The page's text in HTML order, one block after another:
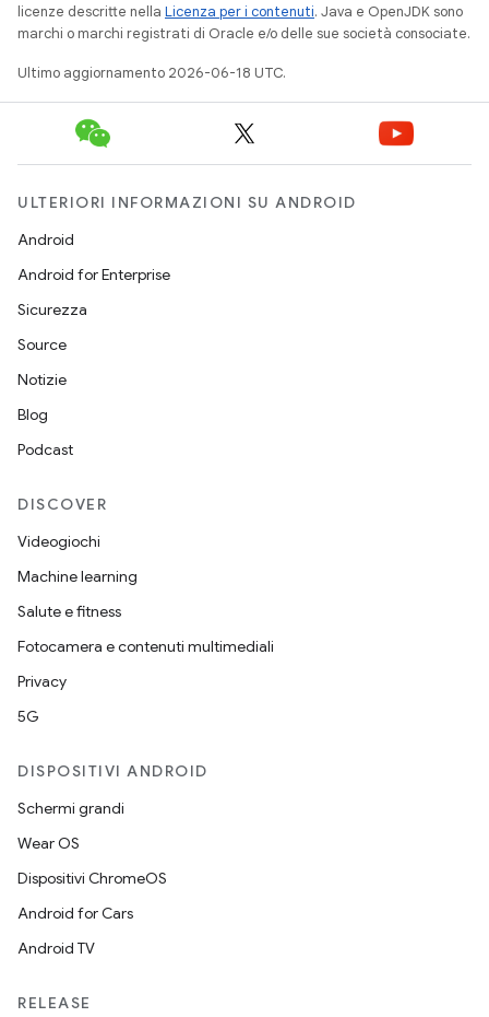
licenze descritte nella Licenza per i contenuti. Java e OpenJDK sono
marchi o marchi registrati di Oracle e/o delle sue società consociate.
Ultimo aggiornamento 2026-06-18 UTC.
ULTERIORI INFORMAZIONI SU ANDROID
Android
Android for Enterprise
Sicurezza
Source
Notizie
Blog
Podcast
DISCOVER
Videogiochi
Machine learning
Salute e fitness
Fotocamera e contenuti multimediali
Privacy
5G
DISPOSITIVI ANDROID
Schermi grandi
Wear OS
Dispositivi ChromeOS
Android for Cars
Android TV
RELEASE